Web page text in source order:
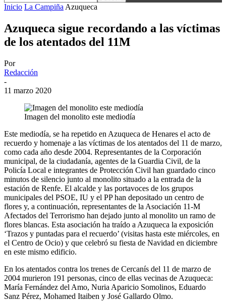
Inicio La Campiña Azuqueca
Azuqueca sigue recordando a las víctimas
de los atentados del 11M
Por
Redacción
-
11 marzo 2020
Imagen del monolito este mediodía
Este mediodía, se ha repetido en Azuqueca de Henares el acto de
recuerdo y homenaje a las víctimas de los atentados del 11 de marzo,
como cada año desde 2004. Representantes de la Corporación
municipal, de la ciudadanía, agentes de la Guardia Civil, de la
Policía Local e integrantes de Protección Civil han guardado cinco
minutos de silencio junto al monolito situado a la entrada de la
estación de Renfe. El alcalde y las portavoces de los grupos
municipales del PSOE, IU y el PP han depositado un centro de
flores y, a continuación, representantes de la Asociación 11-M
Afectados del Terrorismo han dejado junto al monolito un ramo de
flores blancas. Esta asociación ha traído a Azuqueca la exposición
‘Trazos y puntadas para el recuerdo’ (visitas hasta este miércoles, en
el Centro de Ocio) y que celebró su fiesta de Navidad en diciembre
en este mismo edificio.
En los atentados contra los trenes de Cercanís del 11 de marzo de
2004 murieron 191 personas, cinco de ellas vecinas de Azuqueca:
María Fernández del Amo, Nuria Aparicio Somolinos, Eduardo
Sanz Pérez, Mohamed Itaiben y José Gallardo Olmo.